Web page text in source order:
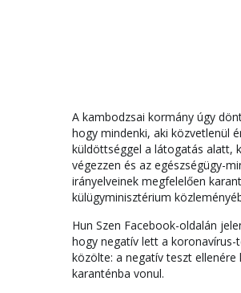
A kambodzsai kormány úgy
hogy mindenki, aki közvetlenül
küldöttséggel a látogatás alatt,
végezzen és az egészségügy-
irányelveinek megfelelően
külügyminisztérium
Hun Szen Facebook-oldalán
hogy negatív lett a koronavírus-
közölte: a negatív teszt ellenére
karanténba vonul.